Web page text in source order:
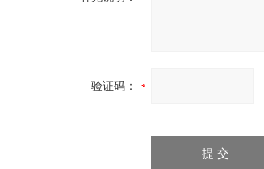
验证码：